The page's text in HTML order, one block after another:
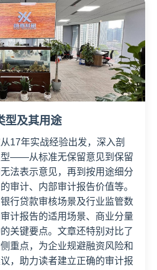
型及其用途
17年实战经验出发，深入剖
型——从标准无保留意见到保留
法表示意见，再到按用途细分
审计、内部审计报告价值等。
行贷款审核场景及行业监管数
计报告的适用场景、商业分量
关键要点。文章还特别对比了
重点，为企业规避融资风险和
，助力读者建立正确的审计报